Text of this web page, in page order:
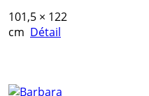
101,5 × 122
cm Détail